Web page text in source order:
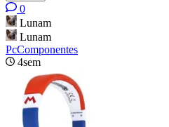
0
Lunam
Lunam
PcComponentes
4sem